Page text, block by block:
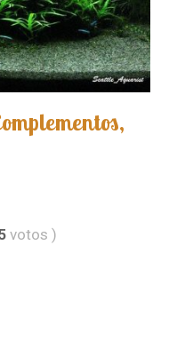
votos )